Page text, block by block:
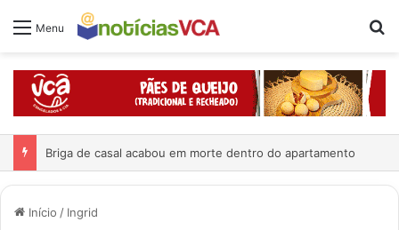
Menu
Briga de casal acabou em morte dentro do apartamento
Início / Ingrid